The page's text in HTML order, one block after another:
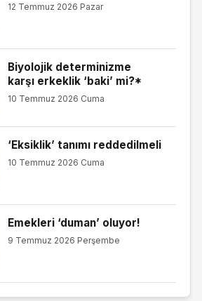
12 Temmuz 2026 Pazar
Biyolojik determinizme
karşı erkeklik ‘baki’ mi?*
10 Temmuz 2026 Cuma
‘Eksiklik’ tanımı reddedilmeli
10 Temmuz 2026 Cuma
Emekleri ‘duman’ oluyor!
9 Temmuz 2026 Perşembe